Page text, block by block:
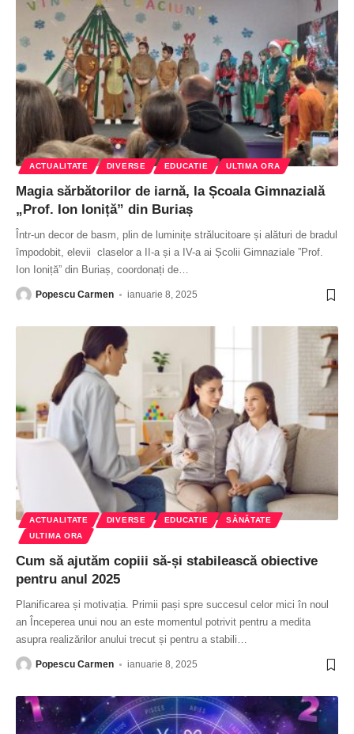
ACTUALITATE DIVERSE EDUCATIE ULTIMA ORA
Magia sărbătorilor de iarnă, la Școala Gimnazială
„Prof. Ion Ioniță” din Buriaș
Într-un decor de basm, plin de luminițe strălucitoare și alături de bradul
împodobit, elevii claselor a II-a și a IV-a ai Școlii Gimnaziale ”Prof.
Ion Ioniță” din Buriaș, coordonați de…
Popescu Carmen ianuarie 8, 2025
ACTUALITATE DIVERSE EDUCATIE
SĂNĂTATE
ULTIMA ORA
Cum să ajutăm copiii să-și stabilească obiective
pentru anul 2025
Planificarea și motivația. Primii pași spre succesul celor mici în noul
an Începerea unui nou an este momentul potrivit pentru a medita
asupra realizărilor anului trecut și pentru a stabili…
Popescu Carmen ianuarie 8, 2025